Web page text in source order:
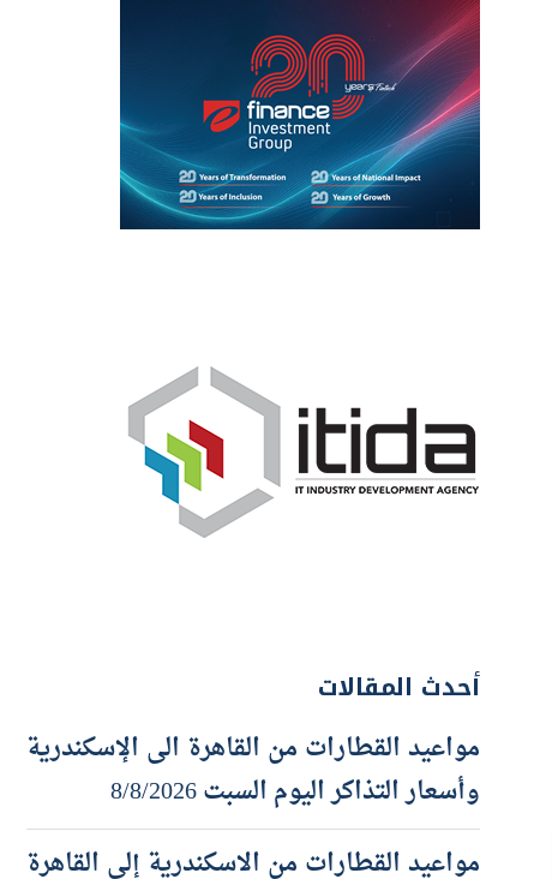
أحدث المقالات
مواعيد القطارات من القاهرة الى الإسكندرية
وأسعار التذاكر اليوم السبت 8/8/2026